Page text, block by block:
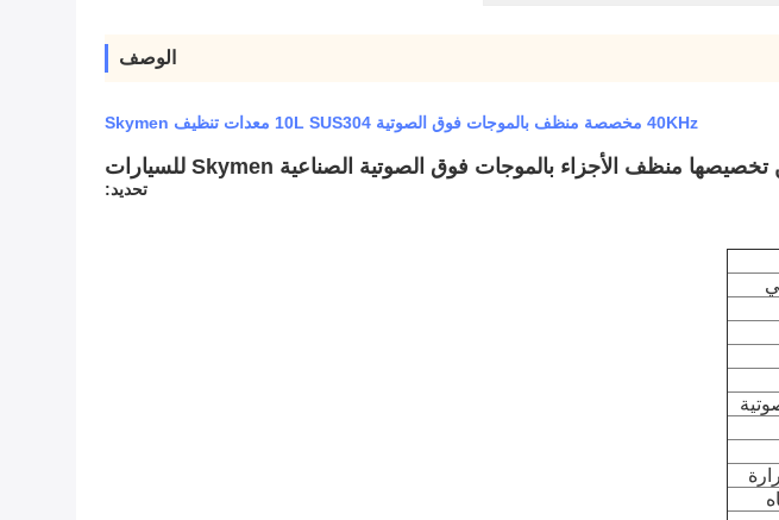
الوصف
40KHz مخصصة منظف بالموجات فوق الصوتية 10L SUS304 معدات تنظيف Skymen
تحديد: